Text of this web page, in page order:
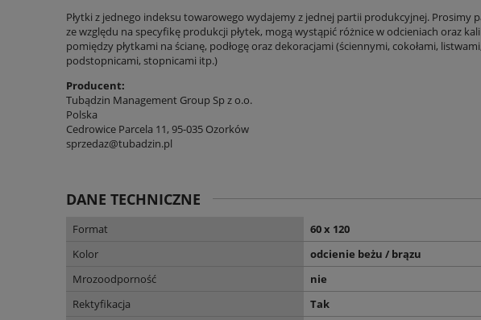
Płytki z jednego indeksu towarowego wydajemy z jednej partii produkcyjnej. Prosimy
ze względu na specyfikę produkcji płytek, mogą wystąpić różnice w odcieniach oraz
pomiędzy płytkami na ścianę, podłogę oraz dekoracjami (ściennymi, cokołami, listwami,
podstopnicami, stopnicami itp.)
Producent:
Tubądzin Management Group Sp z o.o.
Polska
Cedrowice Parcela 11, 95-035 Ozorków
sprzedaz@tubadzin.pl
DANE TECHNICZNE
Format
60 x 120
Kolor
odcienie beżu / brązu
Mrozoodporność
nie
Rektyfikacja
Tak